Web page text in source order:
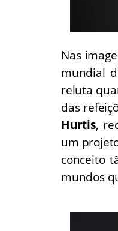
Nas
mundial
reluta
das
Hurtis,
um
conceito
mundos